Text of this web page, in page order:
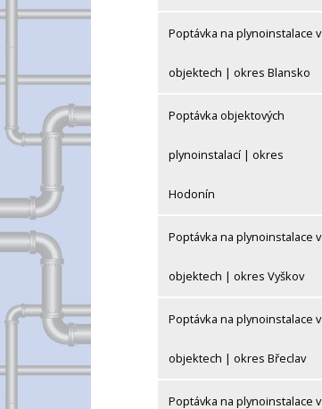
Poptávka na plynoinstalace v
objektech | okres Blansko
Poptávka objektových
plynoinstalací | okres
Hodonín
Poptávka na plynoinstalace v
objektech | okres Vyškov
Poptávka na plynoinstalace v
objektech | okres Břeclav
Poptávka na plynoinstalace v